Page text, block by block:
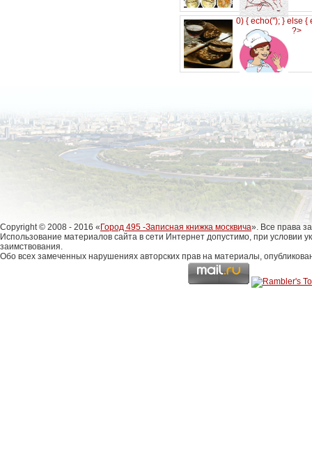
0) { echo(''); } else {
?>
Copyright © 2008 - 2016 « Город 495 -Записная книжка москвича». Все права
Использование материалов сайта в сети Интернет допустимо, при условии
заимствования.
Обо всех замеченных нарушениях авторских прав на материалы,